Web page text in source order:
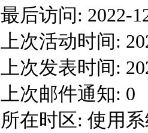
最后访问: 2022-
上次活动时间:
上次发表时间:
上次邮件通知: 0
所在时区: 使用